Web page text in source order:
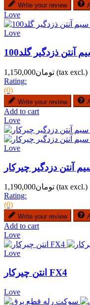
Write your review
Love
Love
آنتن ذزدگیر گلد100
تومان1,150,000 (tax excl.)
Rating:
(0)
Write your review
Add to cart
Love
Love
تومان1,190,000 (tax excl.)
Rating:
(0)
Write your review
Add to cart
Love
Love
انتن چیرکار FX4
Love